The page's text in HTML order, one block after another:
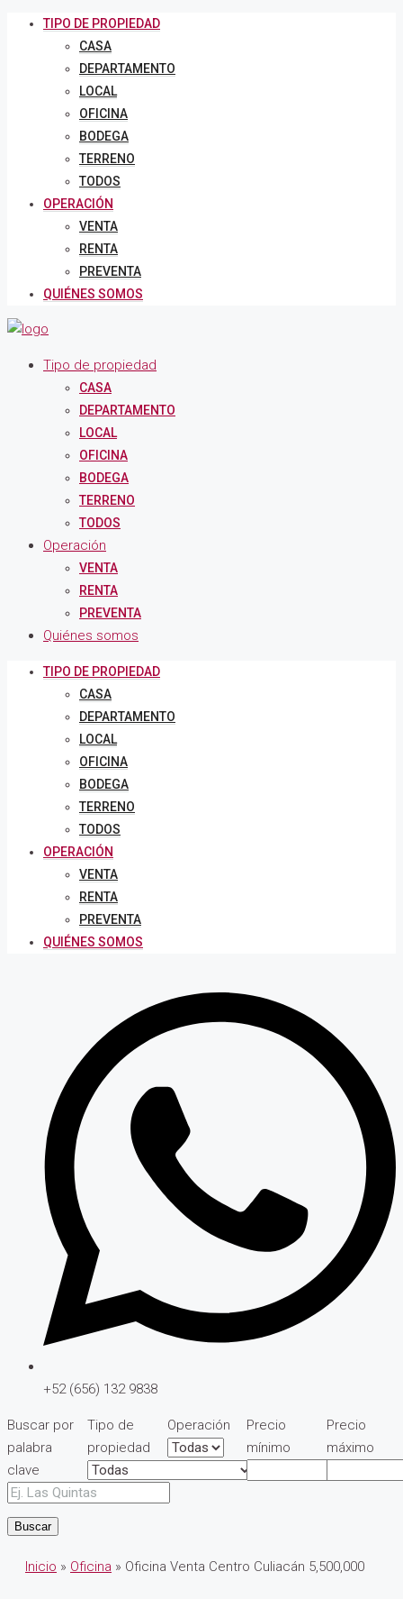
TIPO DE PROPIEDAD
CASA
DEPARTAMENTO
LOCAL
OFICINA
BODEGA
TERRENO
TODOS
OPERACIÓN
VENTA
RENTA
PREVENTA
QUIÉNES SOMOS
Tipo de propiedad
CASA
DEPARTAMENTO
LOCAL
OFICINA
BODEGA
TERRENO
TODOS
Operación
VENTA
RENTA
PREVENTA
Quiénes somos
TIPO DE PROPIEDAD
CASA
DEPARTAMENTO
LOCAL
OFICINA
BODEGA
TERRENO
TODOS
OPERACIÓN
VENTA
RENTA
PREVENTA
QUIÉNES SOMOS
+52 (656) 132 9838
Buscar por
palabra
clave
Tipo de
propiedad
Operación
Precio
mínimo
Precio
máximo
Buscar
Inicio » Oficina » Oficina Venta Centro Culiacán 5,500,000